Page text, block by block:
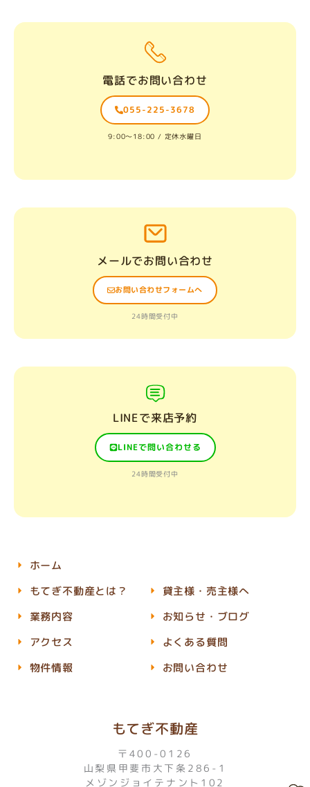
電話でお問い合わせ
055-225-3678
9:00〜18:00 / 定休水曜日
メールでお問い合わせ
お問い合わせフォームへ
24時間受付中
LINEで来店予約
LINEで問い合わせる
24時間受付中
もてぎ不動産
〒400-0126
山梨県甲斐市大下条286-1
メゾンジョイテナント102
ホーム
もてぎ不動産とは？
業務内容
アクセス
物件情報
貸主様・売主様へ
お知らせ・ブログ
よくある質問
お問い合わせ